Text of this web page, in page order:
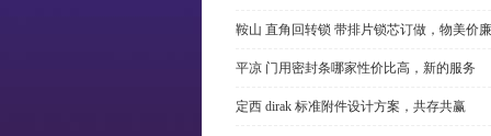
鞍山 直角回转锁 带排片锁芯订做，物美价廉
平凉 门用密封条哪家性价比高，新的服务
定西 dirak 标准附件设计方案，共存共赢